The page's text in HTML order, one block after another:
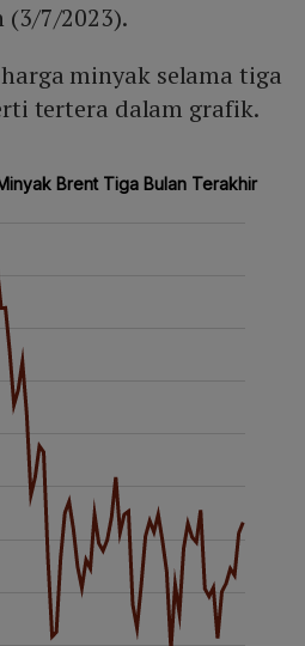
(3/7/2023).
minyak selama tiga
tertera dalam grafik.